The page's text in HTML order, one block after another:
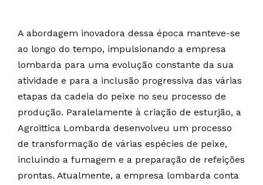
A abordagem inovadora dessa época manteve-se
ao longo do tempo, impulsionando a empresa
lombarda para uma evolução constante da sua
atividade e para a inclusão progressiva das várias
etapas da cadeia do peixe no seu processo de
produção. Paralelamente à criação de esturjão, a
Agroittica Lombarda desenvolveu um processo
de transformação de várias espécies de peixe,
incluindo a fumagem e a preparação de refeições
prontas. Atualmente, a empresa lombarda conta